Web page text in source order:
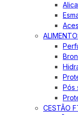
Pós
CESTÃO